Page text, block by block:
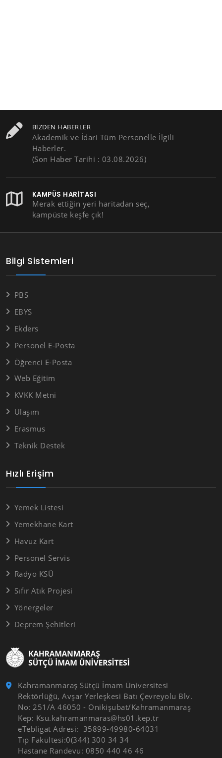
BIZDEN HABERLER
Akademik ve İdari Tüm Personelle İlgili
Haberler.
(Son Haber Tarihi : 03.08.2026)
KAMPÜS HARITASI
Merak ettiğin yeri haritadan seç,
kampüste keşfe çık!
Kahramanmaraş Sütçü İmam Üniversitesi
Rektörlüğü, Avşar Yerleşkesi Batı Çevreyolu Blv.
No: 251/A 46050 - Onikişubat/Kahramanmaraş
Kep: Ksu.kahramanmaras@hs01.kep.tr
eTebligat Adresi: 35899-49980-64031
Tıp Fakültesi:0(344) 300 34 34
Hastane Randevu: 0850 440 46 46
Hızlı Erişim
Yemek Listesi
Yemekhane Kart
Havuz Kart
Personel Servis
Radyo KSÜ
Sıfır Atık Projesi
Yönergeler
Deprem Şehitleri
Bilgi Sistemleri
PBS
EBYS
Ekders
Personel E-Posta
Öğrenci E-Posta
Web Eğitim
KVKK Metni
Ulaşım
Erasmus
Teknik Destek